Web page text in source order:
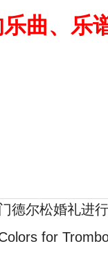
曲、乐
德尔松婚礼进
for